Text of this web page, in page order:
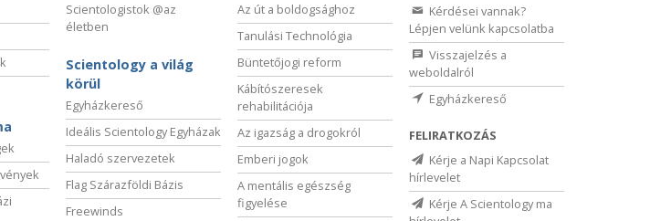
Scientologistok @az
életben
Scientology a világ
körül
Egyházkereső
Ideális Scientology Egyházak
Haladó szervezetek
Flag Szárazföldi Bázis
Freewinds
Az út a boldogsághoz
Tanulási Technológia
Büntetőjogi reform
Kábítószeresek
rehabilitációja
Az igazság a drogokról
Emberi jogok
A mentális egészség
figyelése
Kérdései vannak?
Lépjen velünk kapcsolatba
Visszajelzés a
weboldalról
Egyházkereső
FELIRATKOZÁS
Kérje a Napi Kapcsolat
hírlevelet
Kérje A Scientology ma